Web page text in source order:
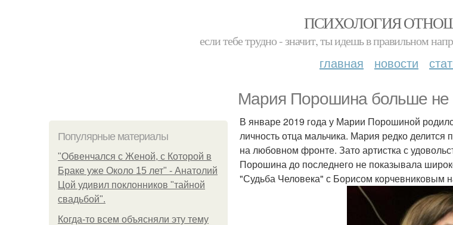
ПСИХОЛОГИЯ
если тебе трудно - значит, ты идешь в правильном
главная новости
Мария Порошина больше не
Популярные материалы
"Обвенчался с Женой, с Которой в
Браке уже Около 15 лет" - Анатолий
Цой удивил поклонников "тайной
свадьбой".
Когда-то всем объясняли эту тему
В январе 2019 года у Марии Порошиной
личность отца мальчика. Мария редко
на любовном фронте. Зато артистка с
Порошина до последнего не показывала
"Судьба Человека" с Борисом корчевниковым